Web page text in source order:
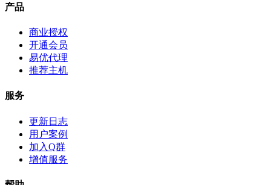
产品
商业授权
开通会员
易优代理
推荐主机
服务
更新日志
用户案例
加入Q群
增值服务